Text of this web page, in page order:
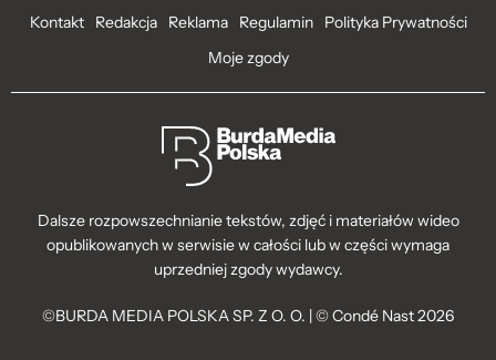
Kontakt Redakcja Reklama Regulamin
Polityka Prywatności
Moje zgody
Dalsze rozpowszechnianie tekstów, zdjęć i materiałów wideo
opublikowanych w serwisie w całości lub w części wymaga
uprzedniej zgody wydawcy.
©BURDA MEDIA POLSKA SP. Z O. O. | © Condé Nast 2026